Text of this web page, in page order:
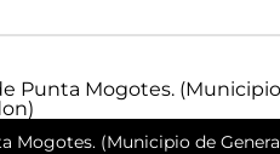
Mogotes. (Municipio de